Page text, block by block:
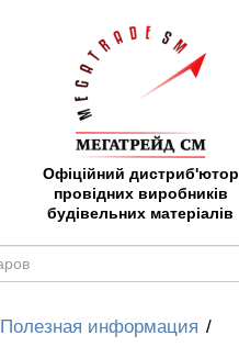
Офіційний дистриб'ютор
провідних виробників
будівельних матеріалів
Полезная информация